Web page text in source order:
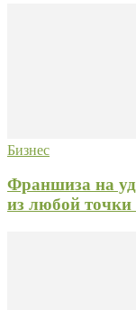
Бизнес
Франшиза на
из любой точки